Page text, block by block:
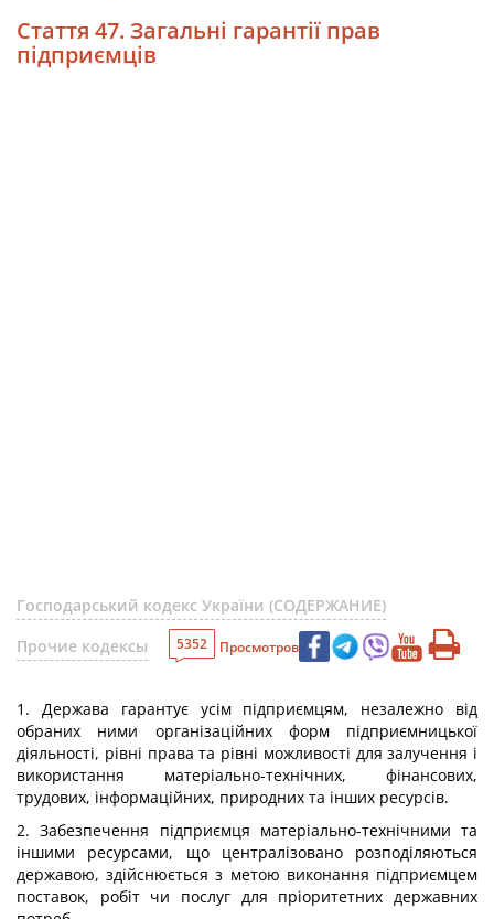
Стаття 47. Загальні гарантії прав
підприємців
Господарський кодекс України (СОДЕРЖАНИЕ)
Прочие кодексы
5352 Просмотров
1. Держава гарантує усім підприємцям, незалежно від
обраних ними організаційних форм підприємницької
діяльності, рівні права та рівні можливості для залучення і
використання матеріально-технічних, фінансових,
трудових, інформаційних, природних та інших ресурсів.
2. Забезпечення підприємця матеріально-технічними та
іншими ресурсами, що централізовано розподіляються
державою, здійснюється з метою виконання підприємцем
поставок, робіт чи послуг для пріоритетних державних